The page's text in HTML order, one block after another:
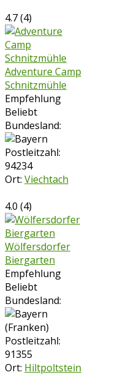
4.7(4)
Adventure Camp
Schnitzmühle
Empfehlung
Beliebt
Bundesland:
Postleitzahl:
94234
Ort: Viechtach
4.0 (4)
Wölfersdorfer
Biergarten
Empfehlung
Beliebt
Bundesland:
Postleitzahl:
91355
Ort: Hiltpoltstein